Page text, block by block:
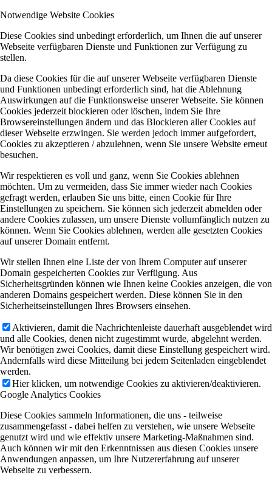
Notwendige Website Cookies
Diese Cookies sind unbedingt erforderlich, um Ihnen die auf unserer
Webseite verfügbaren Dienste und Funktionen zur Verfügung zu
stellen.
Da diese Cookies für die auf unserer Webseite verfügbaren Dienste
und Funktionen unbedingt erforderlich sind, hat die Ablehnung
Auswirkungen auf die Funktionsweise unserer Webseite. Sie können
Cookies jederzeit blockieren oder löschen, indem Sie Ihre
Browsereinstellungen ändern und das Blockieren aller Cookies auf
dieser Webseite erzwingen. Sie werden jedoch immer aufgefordert,
Cookies zu akzeptieren / abzulehnen, wenn Sie unsere Website erneut
besuchen.
Wir respektieren es voll und ganz, wenn Sie Cookies ablehnen
möchten. Um zu vermeiden, dass Sie immer wieder nach Cookies
gefragt werden, erlauben Sie uns bitte, einen Cookie für Ihre
Einstellungen zu speichern. Sie können sich jederzeit abmelden oder
andere Cookies zulassen, um unsere Dienste vollumfänglich nutzen zu
können. Wenn Sie Cookies ablehnen, werden alle gesetzten Cookies
auf unserer Domain entfernt.
Wir stellen Ihnen eine Liste der von Ihrem Computer auf unserer
Domain gespeicherten Cookies zur Verfügung. Aus
Sicherheitsgründen können wie Ihnen keine Cookies anzeigen, die von
anderen Domains gespeichert werden. Diese können Sie in den
Sicherheitseinstellungen Ihres Browsers einsehen.
Aktivieren, damit die Nachrichtenleiste dauerhaft ausgeblendet wird
und alle Cookies, denen nicht zugestimmt wurde, abgelehnt werden.
Wir benötigen zwei Cookies, damit diese Einstellung gespeichert wird.
Andernfalls wird diese Mitteilung bei jedem Seitenladen eingeblendet
werden.
Hier klicken, um notwendige Cookies zu aktivieren/deaktivieren.
Google Analytics Cookies
Diese Cookies sammeln Informationen, die uns - teilweise
zusammengefasst - dabei helfen zu verstehen, wie unsere Webseite
genutzt wird und wie effektiv unsere Marketing-Maßnahmen sind.
Auch können wir mit den Erkenntnissen aus diesen Cookies unsere
Anwendungen anpassen, um Ihre Nutzererfahrung auf unserer
Webseite zu verbessern.